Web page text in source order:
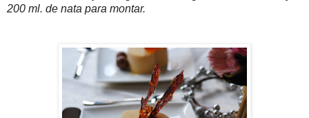
200 ml. de nata para montar.